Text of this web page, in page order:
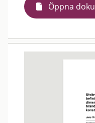
Öppna